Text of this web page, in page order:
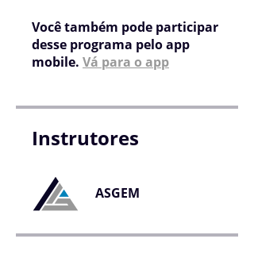
Você também pode participar
desse programa pelo app
mobile. Vá para o app
Instrutores
ASGEM